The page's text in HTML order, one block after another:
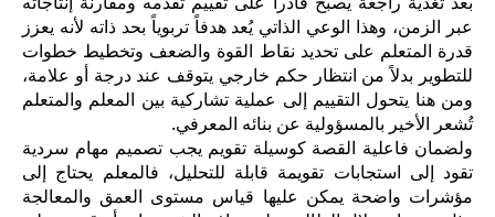
عبر الزمن، وهذا الوعي الذاتي يُعد هدفاً تربوياً بحد ذاته لأنه يعزز
قدرة المتعلم على تحديد نقاط القوة والضعف وتخطيط خطوات
للتطوير بدلاً من انتظار حكم خارجي يتوقف عند درجة أو علامة،
ومن هنا يتحول التقييم إلى عملية تشاركية بين المعلم والمتعلم
تُشعر الأخير بالمسؤولية عن بنائه المعرفي.
ولضمان فاعلية القصة كوسيلة تقويم يجب تصميم مهام سردية
تقود إلى استجابات تقويمة قابلة للتحليل، فالمعلم يحتاج إلى
مؤشرات واضحة يمكن عليها قياس مستوى العمق والمعالجة